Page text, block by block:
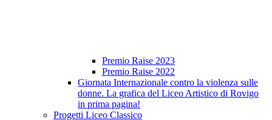
Premio Raise 2023
Premio Raise 2022
Giornata Internazionale contro la violenza sulle
donne. La grafica del Liceo Artistico di Rovigo
in prima pagina!
Progetti Liceo Classico